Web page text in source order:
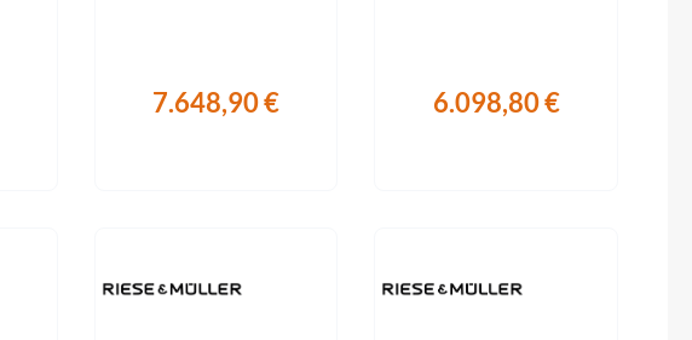
7.648,90 € 6.098,80 €